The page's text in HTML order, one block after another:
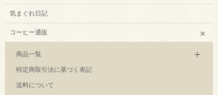
気まぐれ日記
コーヒー通販
商品一覧
特定商取引法に基づく表記
送料について